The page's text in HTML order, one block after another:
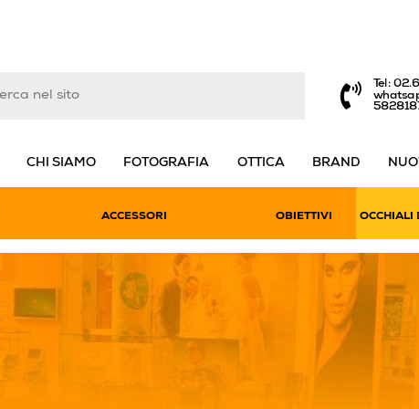
Tel:
CHI SIAMO FOTOGRAFIA OTTICA BRAND
ACCESSORI OBIETTIVI OCCHIALI